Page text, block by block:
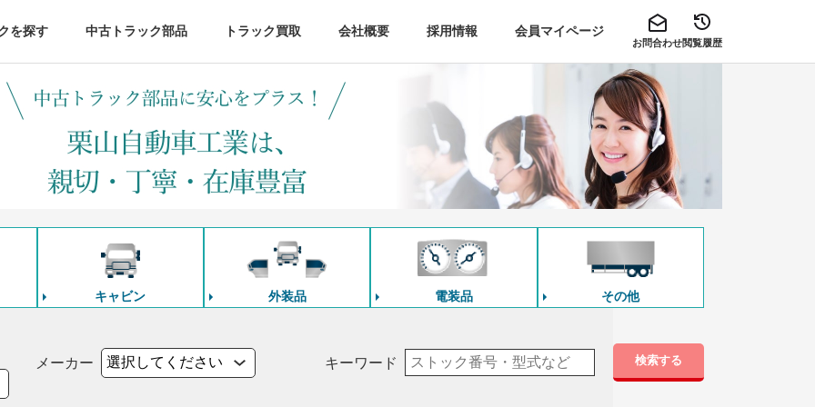
を探す 中古トラック部品 トラック買取 会社概要 採用情報 会員マイページ
お問合わせ閲覧履歴
キャビン 外装品 電装品 その他
メーカー キーワード 検索する